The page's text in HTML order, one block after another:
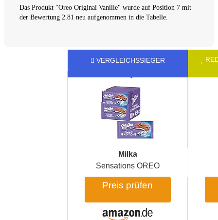
Das Produkt "‎Oreo Original Vanille" wurde auf Position 7 mit
der Bewertung 2.81 neu aufgenommen in die Tabelle.
Milka
Sensations OREO
Preis prüfen